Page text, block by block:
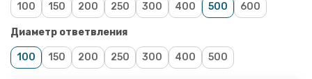
100 150 200 250 300 400 500 600
Диаметр ответвления
100 150 200 250 300 400 500